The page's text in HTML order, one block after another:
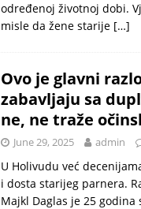
određenoj životnoj dobi.
misle da žene starije […]
Ovo je glavni
zabavljaju sa
ne, ne traže
June 29, 2025 admin
U Holivudu već
i dosta starijeg parnera.
Majkl Daglas je 25